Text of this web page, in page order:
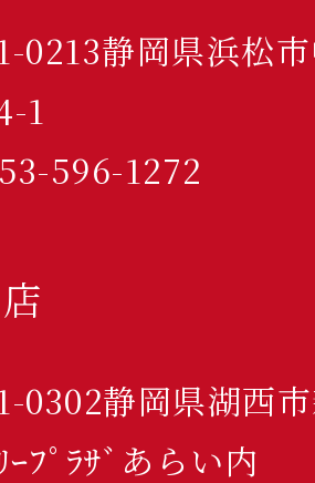
0213静岡県浜松
1
596-1272
0302静岡県湖西
ｰﾌﾟﾗｻﾞあらい内